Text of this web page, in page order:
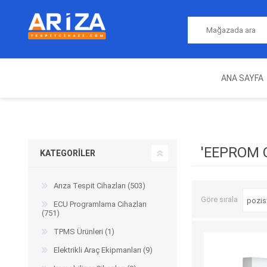
ANA SAYFA
CIHAZLARI
'EEPROM
Göre sırala
KATEGORILER
Arıza Tespit Cihazları (503)
ECU Programlama Cihazları
(751)
TPMS Ürünleri (1)
Elektrikli Araç Ekipmanları (9)